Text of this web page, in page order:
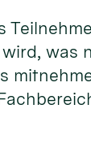
was